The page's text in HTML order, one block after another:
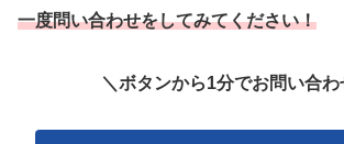
一度問い合わせをしてみてください！
＼ボタンから1分でお問い合わ